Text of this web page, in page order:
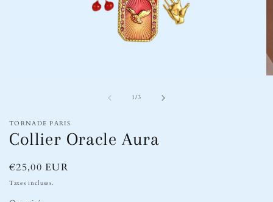
une
fenêtre
modale
1/de
3
TORNADE PARIS
Collier Oracle Aura
Prix
habituel
€25,00 EUR
Taxes incluses.